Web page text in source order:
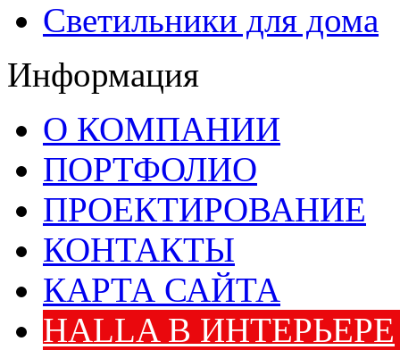
Светильники для дома
Информация
О КОМПАНИИ
ПОРТФОЛИО
ПРОЕКТИРОВАНИЕ
КОНТАКТЫ
КАРТА САЙТА
HALLA В ИНТЕРЬЕРЕ